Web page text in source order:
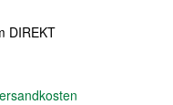
DIREKT